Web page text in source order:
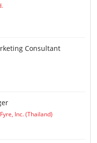
Consultant
Inc. (Thailand)